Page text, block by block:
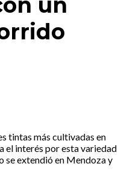
tintas más cultivadas en
el interés por esta variedad
se extendió en Mendoza y